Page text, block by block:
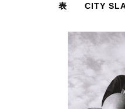
表 CITY